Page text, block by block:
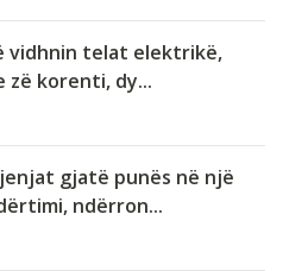
vidhnin telat elektrikë,
zë korenti, dy...
gjatë punës në një
ndërron...